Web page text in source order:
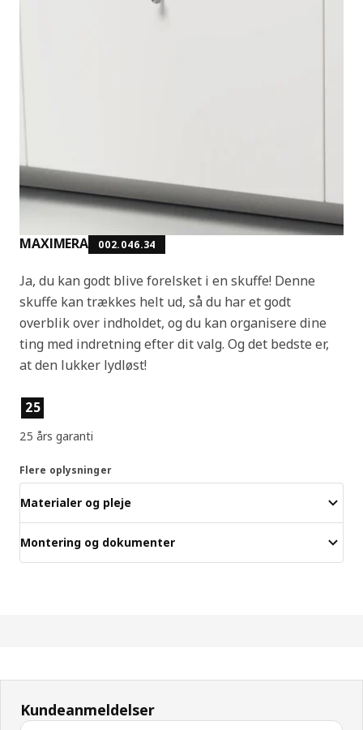
MAXIMERA 002.046.34
Ja, du kan godt blive forelsket i en skuffe! Denne
skuffe kan trækkes helt ud, så du har et godt
overblik over indholdet, og du kan organisere dine
ting med indretning efter dit valg. Og det bedste er,
at den lukker lydløst!
Produktfunktioner
25
25 års garanti
Flere oplysninger
Materialer og pleje
Montering og dokumenter
Kundeanmeldelser